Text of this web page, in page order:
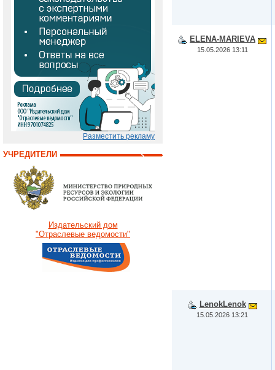
Разместить рекламу
УЧРЕДИТЕЛИ
Издательский дом
"Отраслевые ведомости"
ELENA-MARIEVA
15.05.2026 13:11
LenokLenok
15.05.2026 13:21